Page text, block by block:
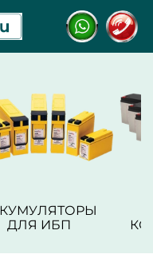
ДЛЯ ИБП